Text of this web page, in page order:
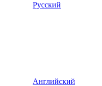
Русский
Английский